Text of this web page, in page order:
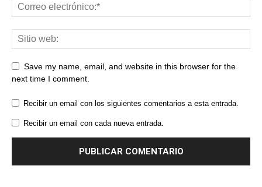
Save my name, email, and website in this browser for the
next time I comment.
Recibir un email con los siguientes comentarios a esta entrada.
Recibir un email con cada nueva entrada.